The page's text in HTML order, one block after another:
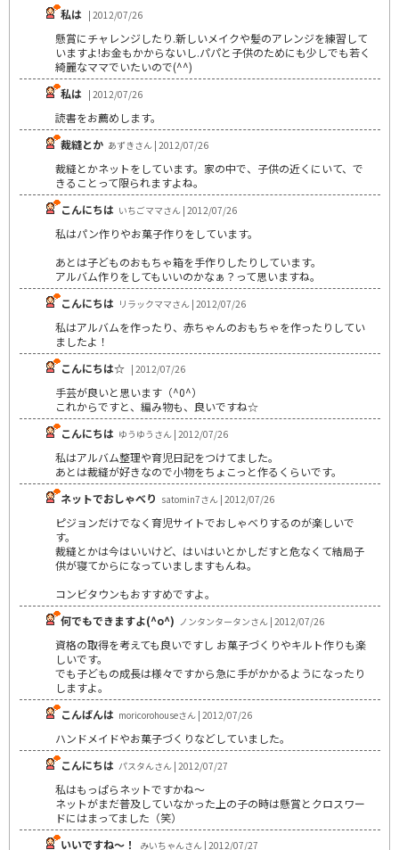
私は | 2012/07/26
懸賞にチャレンジしたり.新しいメイクや髪のアレンジを練習して
いますよ!お金もかからないし.パパと子供のためにも少しでも若く
綺麗なママでいたいので(^^)
私は | 2012/07/26
読書をお薦めします。
裁縫とか あずきさん | 2012/07/26
裁縫とかネットをしています。家の中で、子供の近くにいて、で
きることって限られますよね。
こんにちは いちごママさん | 2012/07/26
私はパン作りやお菓子作りをしています。
あとは子どものおもちゃ箱を手作りしたりしています。
アルバム作りをしてもいいのかなぁ？って思いますね。
こんにちは リラックママさん | 2012/07/26
私はアルバムを作ったり、赤ちゃんのおもちゃを作ったりしてい
ましたよ！
こんにちは☆ | 2012/07/26
手芸が良いと思います（^0^）
これからですと、編み物も、良いですね☆
こんにちは ゆうゆうさん | 2012/07/26
私はアルバム整理や育児日記をつけてました。
あとは裁縫が好きなので小物をちょこっと作るくらいです。
ネットでおしゃべり satomin7さん | 2012/07/26
ピジョンだけでなく育児サイトでおしゃべりするのが楽しいで
す。
裁縫とかは今はいいけど、はいはいとかしだすと危なくて結局子
供が寝てからになっていましますもんね。
コンビタウンもおすすめですよ。
何でもできますよ(^o^) ノンタンタータンさん | 2012/07/26
資格の取得を考えても良いですし お菓子づくりやキルト作りも楽
しいです。
でも子どもの成長は様々ですから急に手がかかるようになったり
しますよ。
こんばんは moricorohouseさん | 2012/07/26
ハンドメイドやお菓子づくりなどしていました。
こんにちは パスタんさん | 2012/07/27
私はもっぱらネットですかね～
ネットがまだ普及していなかった上の子の時は懸賞とクロスワー
ドにはまってました（笑）
いいですね～！
みいちゃんさん | 2012/07/27